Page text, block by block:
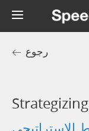
رجوع
Strategizing